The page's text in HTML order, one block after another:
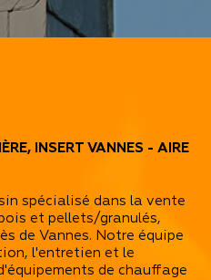
INSERT VANNES - AIRE
spécialisé dans la vente
et pellets/granulés,
de Vannes. Notre équipe
l'entretien et le
de chauffage